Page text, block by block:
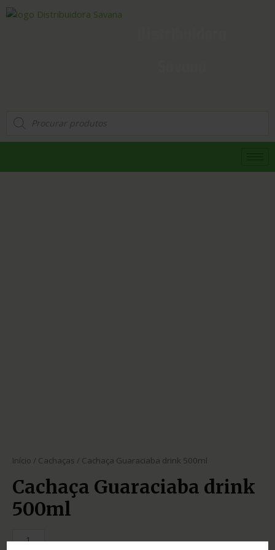
Início / Cachaças / Cachaça Guaraciaba drink 500ml
Cachaça Guaraciaba drink
500ml